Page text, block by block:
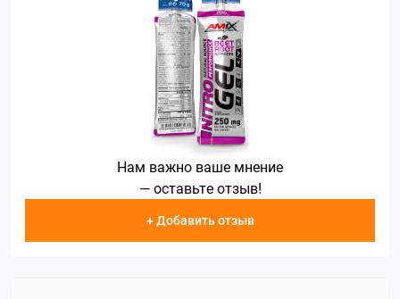
Нам важно ваше мнение
— оставьте отзыв!
+ Добавить отзыв